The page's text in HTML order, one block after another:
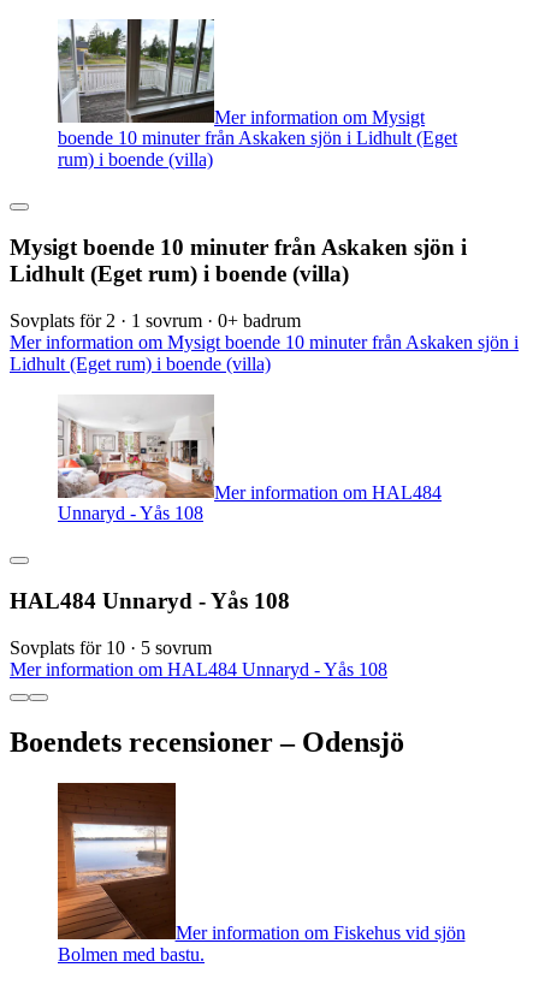
Mer information om Mysigt
boende 10 minuter från Askaken sjön i Lidhult (Eget
rum) i boende (villa)
Mysigt boende 10 minuter från Askaken sjön i
Lidhult (Eget rum) i boende (villa)
Sovplats för 2 · 1 sovrum · 0+ badrum
Mer information om Mysigt boende 10 minuter från Askaken sjön i
Lidhult (Eget rum) i boende (villa)
Mer information om HAL484
Unnaryd - Yås 108
HAL484 Unnaryd - Yås 108
Sovplats för 10 · 5 sovrum
Mer information om HAL484 Unnaryd - Yås 108
Boendets recensioner – Odensjö
Mer information om Fiskehus vid sjön
Bolmen med bastu.